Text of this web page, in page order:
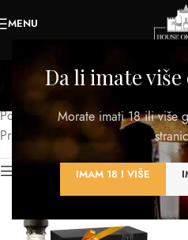
Da li imate više
Morate imati 18 ili više
IMAM 18 I VIŠE
MENU
Viski sa
Početna
Proizvod TIP/Viski sa
Prikazan jedan rezultat
Kategorije proizvoda